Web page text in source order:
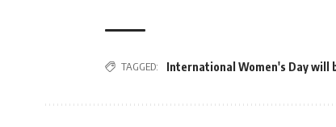
TAGGED: International Women's Day will